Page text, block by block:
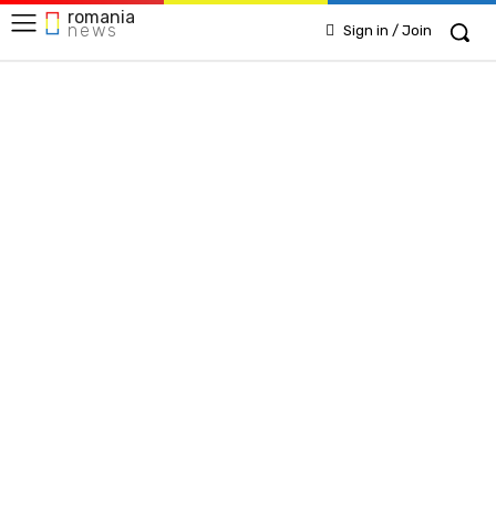
romania
news Sign in / Join